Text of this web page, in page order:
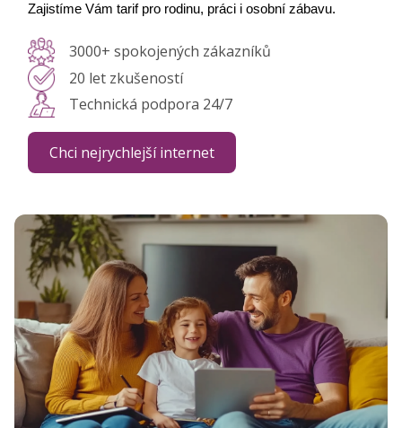
Zajistíme Vám tarif pro rodinu, práci i osobní zábavu.
3000+ spokojených zákazníků
20 let zkušeností
Technická podpora 24/7
Chci nejrychlejší internet